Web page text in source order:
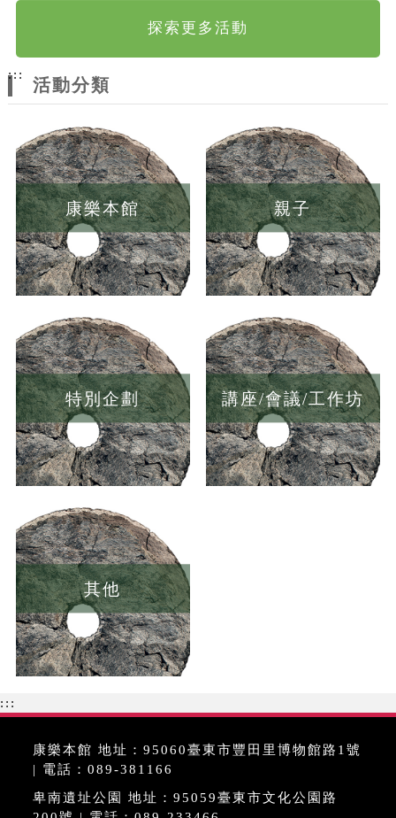
探索更多活動
:::
活動分類
康樂本館 親子
特別企劃 講座/會議/工作坊
其他
:::
康樂本館 地址：95060臺東市豐田里博物館路1號
| 電話：089-381166
卑南遺址公園 地址：95059臺東市文化公園路